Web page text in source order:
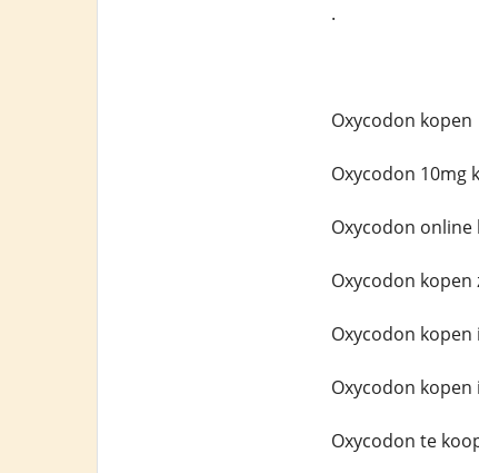
.
Oxycodon kopen
Oxycodon 10mg
Oxycodon online
Oxycodon
Oxycodon
Oxycodon kopen
Oxycodon te